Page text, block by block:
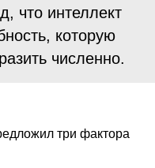
что интеллект
которую
численно.
три фактора